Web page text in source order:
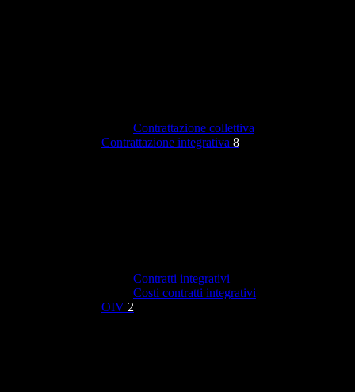
Contrattazione collettiva
Contrattazione integrativa 8
Contratti integrativi
Costi contratti integrativi
OIV 2